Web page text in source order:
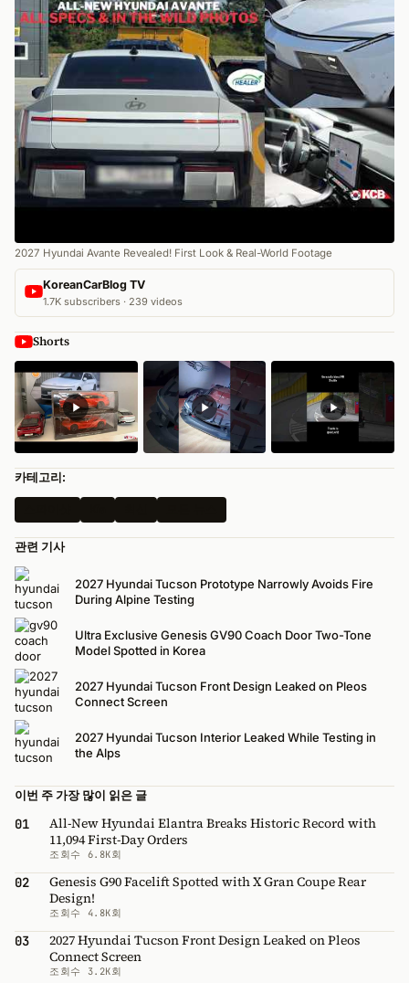
2027 Hyundai Avante Revealed! First Look & Real-World Footage
KoreanCarBlog TV
1.7K subscribers · 239 videos
Shorts
카테고리:
관련 기사
2027 Hyundai Tucson Prototype Narrowly Avoids Fire
During Alpine Testing
Ultra Exclusive Genesis GV90 Coach Door Two-Tone
Model Spotted in Korea
2027 Hyundai Tucson Front Design Leaked on Pleos
Connect Screen
2027 Hyundai Tucson Interior Leaked While Testing in
the Alps
이번 주 가장 많이 읽은 글
01
All-New Hyundai Elantra Breaks Historic Record with
11,094 First-Day Orders
조회수 6.8K회
02
Genesis G90 Facelift Spotted with X Gran Coupe Rear
Design!
조회수 4.8K회
03
2027 Hyundai Tucson Front Design Leaked on Pleos
Connect Screen
조회수 3.2K회